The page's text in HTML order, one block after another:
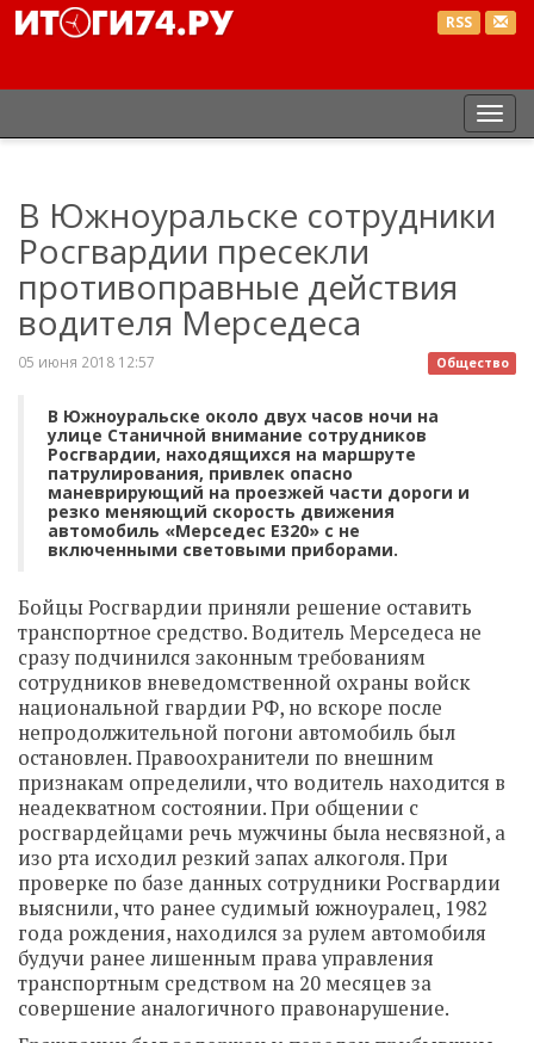
RSS
В Южноуральске сотрудники
Росгвардии пресекли
противоправные действия
водителя Мерседеса
Общество
05 июня 2018 12:57
В Южноуральске около двух часов ночи на
улице Станичной внимание сотрудников
Росгвардии, находящихся на маршруте
патрулирования, привлек опасно
маневрирующий на проезжей части дороги и
резко меняющий скорость движения
автомобиль «Мерседес Е320» с не
включенными световыми приборами.
Бойцы Росгвардии приняли решение оставить
транспортное средство. Водитель Мерседеса не
сразу подчинился законным требованиям
сотрудников вневедомственной охраны войск
национальной гвардии РФ, но вскоре после
непродолжительной погони автомобиль был
остановлен. Правоохранители по внешним
признакам определили, что водитель находится в
неадекватном состоянии. При общении с
росгвардейцами речь мужчины была несвязной, а
изо рта исходил резкий запах алкоголя. При
проверке по базе данных сотрудники Росгвардии
выяснили, что ранее судимый южноуралец, 1982
года рождения, находился за рулем автомобиля
будучи ранее лишенным права управления
транспортным средством на 20 месяцев за
совершение аналогичного правонарушение.